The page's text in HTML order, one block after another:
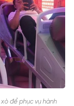
để phục vụ hành